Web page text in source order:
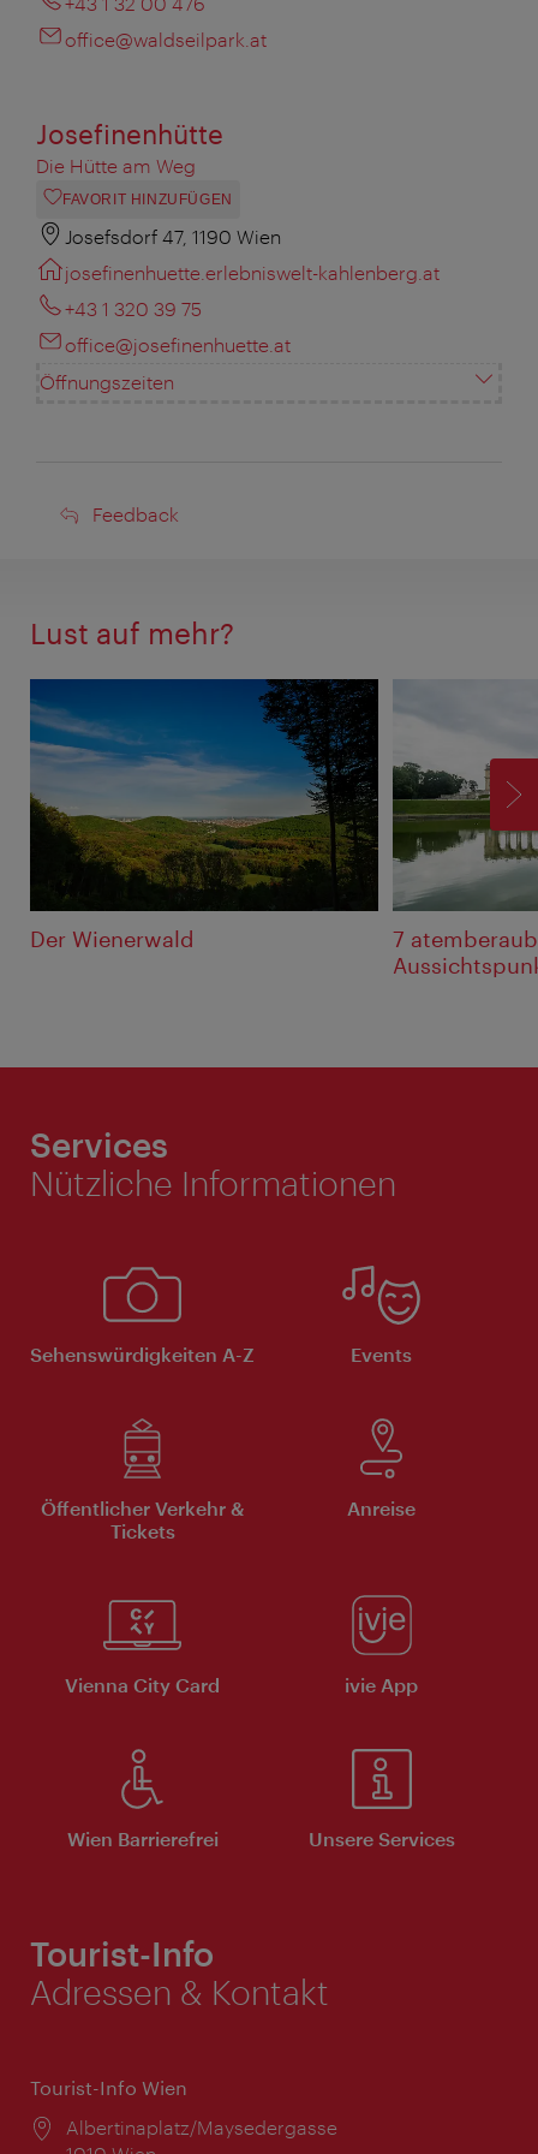
office@waldseilpark.at
Josefinenhütte
Die Hütte am Weg
FAVORIT HINZUFÜGEN
Josefsdorf 47, 1190 Wien
josefinenhuette.erlebniswelt-kahlenberg.at
+43 1 320 39 75
office@josefinenhuette.at
Öffnungszeiten
Feedback
Feedback
Lust auf mehr?
Der Wienerwald
7
Services
Nützliche Informationen
Sehenswürdigkeiten A-Z Events
Öffentlicher Verkehr &
Tickets
Anreise
Vienna City Card ivie App
Wien Barrierefrei Unsere Services
Tourist-Info
Adressen & Kontakt
Tourist-Info Wien
Ort:
Albertinaplatz/Maysedergasse